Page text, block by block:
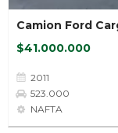
Camion Ford
$41.000.000
2011
523.000
NAFTA